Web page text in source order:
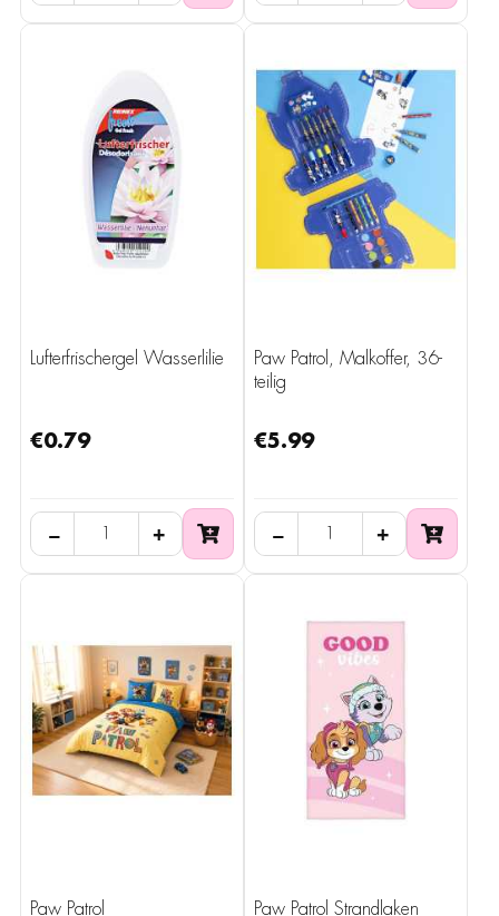
Lufterfrischergel Wasserlilie
€0.79
− +
Paw Patrol, Malkoffer, 36-
teilig
€5.99
− +
Paw Patrol Paw Patrol Strandlaken